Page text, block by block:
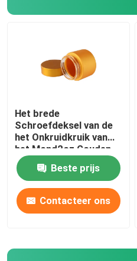
Aangepast wietpakket
Mylar-wietverpakking
Kunststof wietpot
Tin Box veilig voor kinderen
Luer Lock glazen spuit
Het brede
Schroefdeksel van de
het Onkruidkruik van
het Mond2oz Gouden
Glas voor
Beste prijs
Contacteer ons